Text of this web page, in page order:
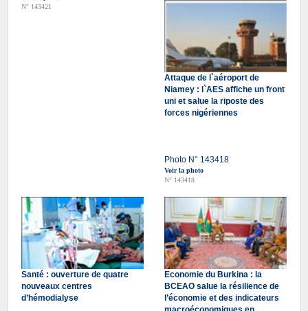
N° 143421
Attaque de l`aéroport de
Niamey : l`AES affiche un front
uni et salue la riposte des
forces nigériennes
Photo N° 143418
Voir la photo
N° 143418
Santé : ouverture de quatre
nouveaux centres
d’hémodialyse
Economie du Burkina : la
BCEAO salue la résilience de
l’économie et des indicateurs